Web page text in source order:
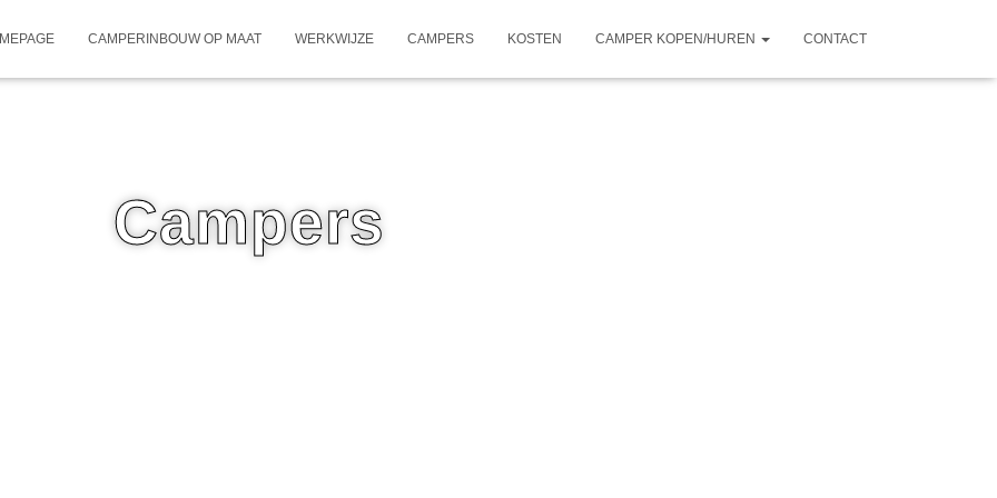
CAMPERINBOUW OP MAAT WERKWIJZE CAMPERS KOSTEN CAMPER KOPEN/HUREN CONTACT
Campers